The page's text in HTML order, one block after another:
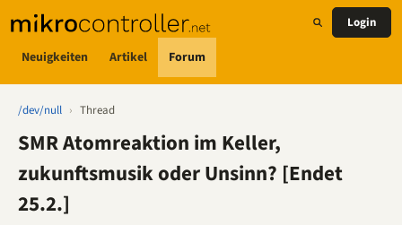
Neuigkeiten Artikel Forum
Login
/dev/null › Thread
SMR Atomreaktion im Keller,
zukunftsmusik oder Unsinn? [Endet
25.2.]